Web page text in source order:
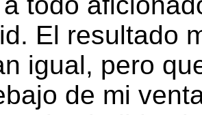
El resultado
igual, pero
de mi